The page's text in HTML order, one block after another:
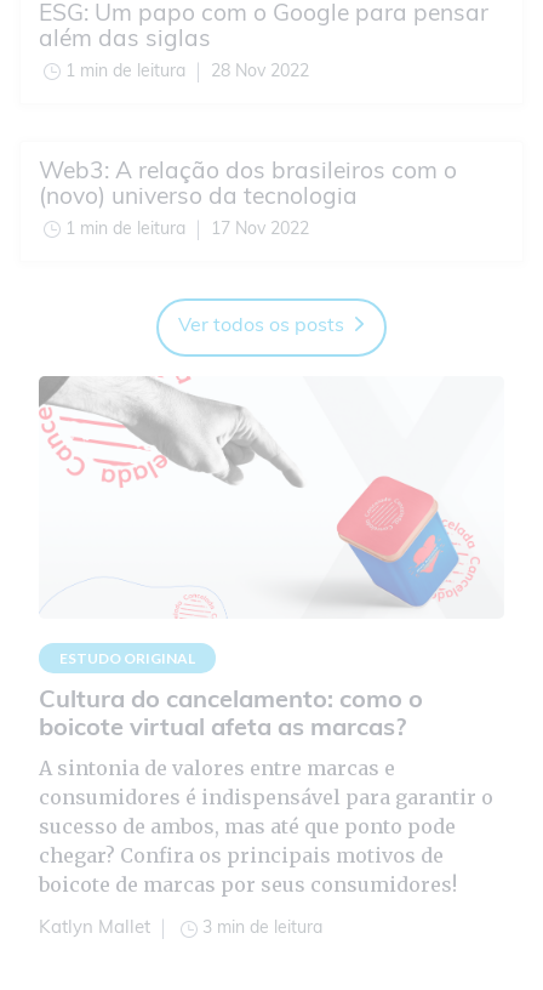
ESG: Um papo com o Google para pensar
além das siglas
1 min de leitura 28 Nov 2022
Web3: A relação dos brasileiros com o
(novo) universo da tecnologia
1 min de leitura 17 Nov 2022
Ver todos os posts
ESTUDO ORIGINAL
Cultura do cancelamento: como o
boicote virtual afeta as marcas?
A sintonia de valores entre marcas e
consumidores é indispensável para garantir o
sucesso de ambos, mas até que ponto pode
chegar? Confira os principais motivos de
boicote de marcas por seus consumidores!
Katlyn Mallet 3 min de leitura